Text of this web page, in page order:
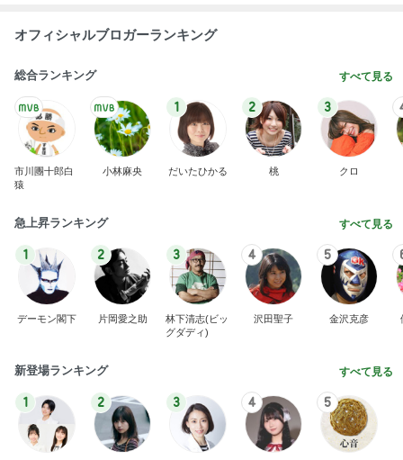
オフィシャルブロガーランキング
総合ランキング すべて見る
市川團十郎白
猿
小林麻央
1
だいたひかる
2
桃
3
クロ
急上昇ランキング すべて見る
1
デーモン閣下
2
片岡愛之助
3
林下清志(ビッ
グダディ)
4
沢田聖子
5
金沢克彦
新登場ランキング すべて見る
1 2 3 4 5